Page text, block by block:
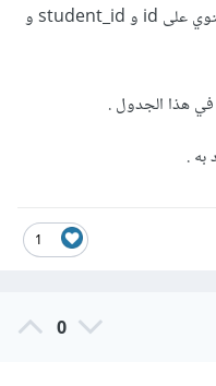
students_lessons وهذا الجدول يحتوي على id و student_id و
هذا الجدول .
1
0